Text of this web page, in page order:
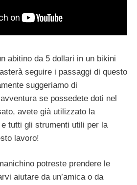
abitino da 5 dollari in un bikini
seguire i passaggi di questo
suggeriamo di
se possedete doti nel
avete già utilizzato la
tutti gli strumenti utili per la
lavoro!
potreste prendere le
aiutare da un’amica o da